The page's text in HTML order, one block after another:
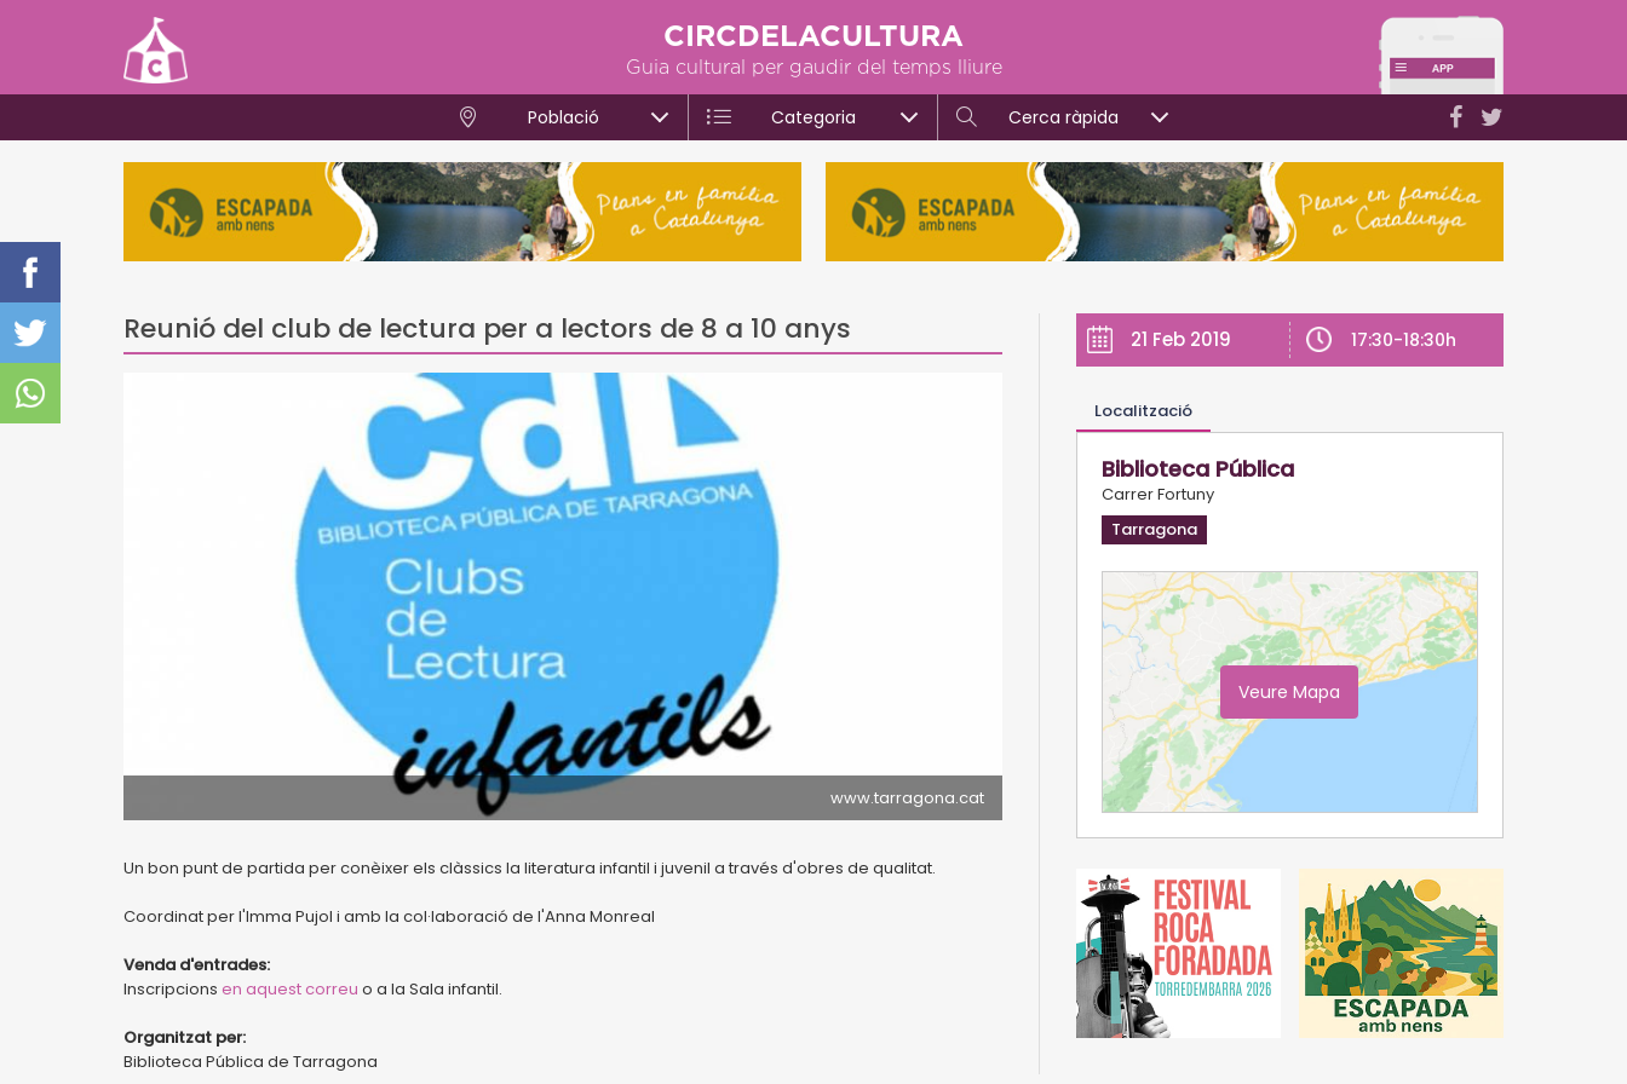
CIRCDELACULTURA
Guia cultural per gaudir del temps lliure
Població Categoria Cerca ràpida
Reunió del club de lectura per a lectors de 8 a 10 anys
www.tarragona.cat
Un bon punt de partida per conèixer els clàssics la literatura infantil i juvenil a través d'obres de qualitat.
Coordinat per l'Imma Pujol i amb la col·laboració de l'Anna Monreal
Venda d'entrades:
Inscripcions en aquest correu o a la Sala infantil.
Organitzat per:
Biblioteca Pública de Tarragona
21 Feb 2019 17:30-18:30h
Localització
Biblioteca Pública
Carrer Fortuny
Tarragona
Veure Mapa